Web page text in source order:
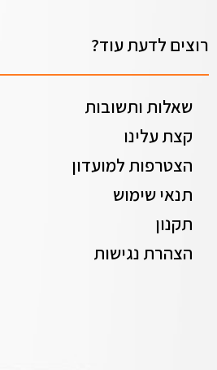
רוצים לדעת עוד?
שאלות ותשובות
קצת עלינו
הצטרפות למועדון
תנאי שימוש
תקנון
הצהרת נגישות